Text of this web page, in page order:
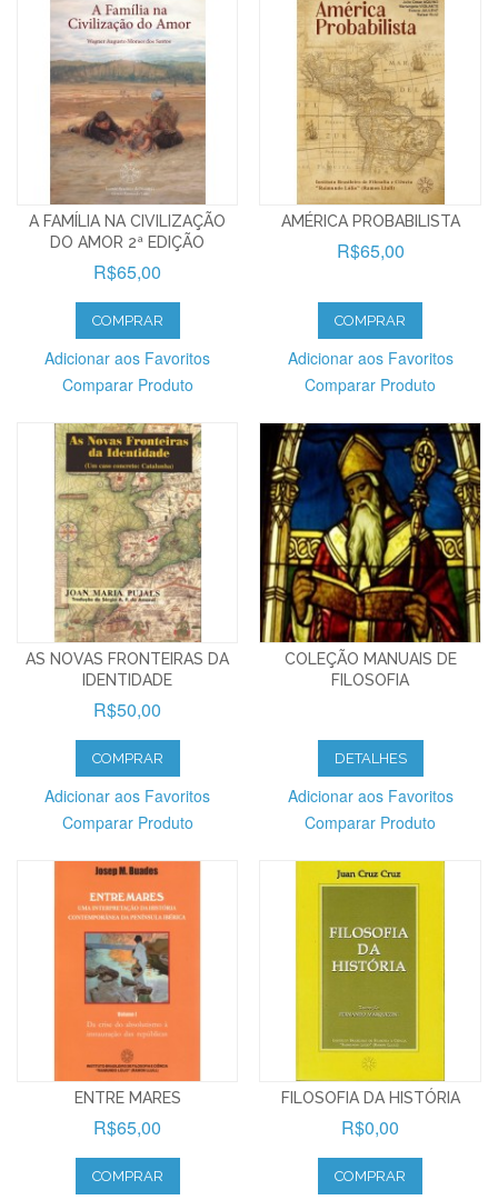
A FAMÍLIA NA CIVILIZAÇÃO
DO AMOR 2ª EDIÇÃO
R$65,00
COMPRAR
Adicionar aos Favoritos
Comparar Produto
AMÉRICA PROBABILISTA
R$65,00
COMPRAR
Adicionar aos Favoritos
Comparar Produto
AS NOVAS FRONTEIRAS DA
IDENTIDADE
R$50,00
COMPRAR
Adicionar aos Favoritos
Comparar Produto
COLEÇÃO MANUAIS DE
FILOSOFIA
DETALHES
Adicionar aos Favoritos
Comparar Produto
ENTRE MARES
R$65,00
COMPRAR
FILOSOFIA DA HISTÓRIA
R$0,00
COMPRAR